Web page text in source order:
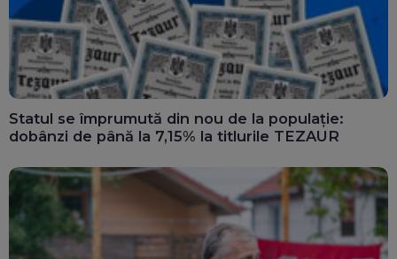
Statul se împrumută din nou de la populație:
dobânzi de până la 7,15% la titlurile TEZAUR